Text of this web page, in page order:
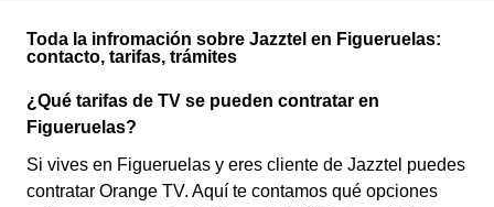
Toda la infromación sobre Jazztel en Figueruelas:
contacto, tarifas, trámites
¿Qué tarifas de TV se pueden contratar en
Figueruelas?
Si vives en Figueruelas y eres cliente de Jazztel puedes
contratar Orange TV. Aquí te contamos qué opciones